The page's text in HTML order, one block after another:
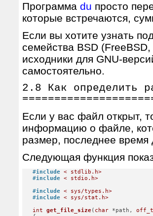
Программа du просто
которые встречаются,
Если вы хотите узнать
семейства BSD
исходники для GNU-
самостоятельно.
2.8 Как определить
Если у вас файл открыт,
информацию о файле,
размер, последнее
Следующая функция
#include < stdlib.h>
#include < stdio.h>
#include < sys/types.h>
#include < sys/stat.h>
int
get_file_size( char *path, off_t